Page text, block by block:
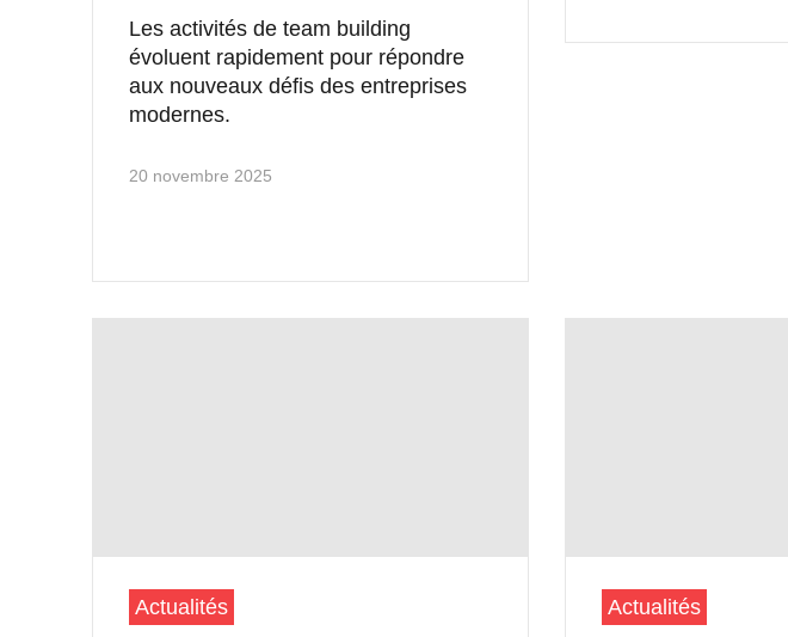
Les activités de team building
évoluent rapidement pour répondre
aux nouveaux défis des entreprises
modernes.
20 novembre 2025
Actualités Actualités